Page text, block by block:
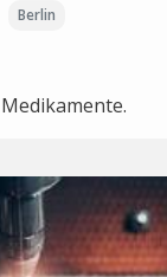
Berlin